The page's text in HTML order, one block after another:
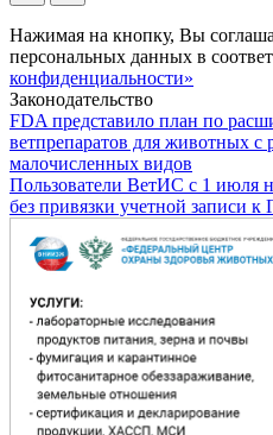
Нажимая на кнопку, Вы
персональных данных в
конфиденциальности»
Законодательство
FDA представило план по
ветпрепаратов для животных с
малочисленных видов
Пользователи ВетИС с 1 июля
без привязки учетной записи к